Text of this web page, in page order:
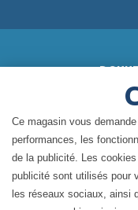
Ce magasin vous
performances, les
de la publicité. Les
publicité sont utilisés pour
les réseaux sociaux, ainsi